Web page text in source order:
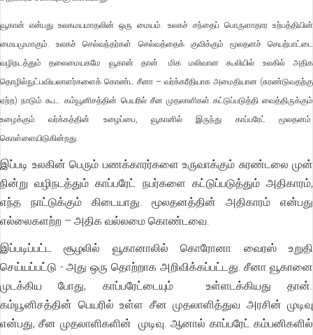
வூகான் என்பது உலகமயமாதலின் ஒரு மையம். உலகச் சந்தைப் பொருளாதார உற்பத்தியின்
மையமுமாகும். உலகச் செல்வந்தர்கள் செல்வத்தைக் குவிக்கும் மூலதனச் செயற்பாட்டை
வழிநடத்தும் தலைமையகமே வூகான் தான். மிக மலிவான கூலியில் உலகில் அதிக
தொழில்நுட்பவியலாளர்களைக் கொண்ட சீனா – வர்க்கரீதியாக அமைதியான (சுரண்டுவதற்கு
ஏற்ற) நாடும் கூட. கம்யூனிசத்தின் பெயரில் சீன முதலாளிகள் கட்டுப்படுத்தி வைத்திருக்கும்
உழைக்கும் வர்க்கத்தின் உழைப்பை, வூகானில் இருந்து காப்பரேட் மூலதனம்
கொள்ளையிடுகின்றது.
இப்படி உலகின் பெரும் பணக்காரர்களை உருவாக்கும் சுரண்டலை முன்
நின்று வழிநடத்தும் காப்பரேட் நபர்களை கட்டுப்படுத்தும் அதிகாரம்,
எந்த நாட்டுக்கும் கிடையாது. மூலதனத்தின் அதிகாரம் என்பது
எல்லைகளற்ற – அதிக வல்லமை கொண்டவை.
இப்படிப்பட்ட சூழலில் வூகானாலில் கொரோனா வைரஸ் உறுதி
செய்யப்பட்டு - அது ஒரு தொற்றாக அறிவிக்கப்பட்டது. சீனா வூகானை
முடக்கிய போது, காப்பரேட்டையும் உள்ளடக்கியது தான்.
கம்யூனிசத்தின் பெயரில் உள்ள சீன முதலாளித்துவ அரசின் முடிவு
என்பது, சீன முதலாளிகளின் முடிவு. ஆனால் காப்பரேட் கம்பனிகளில்